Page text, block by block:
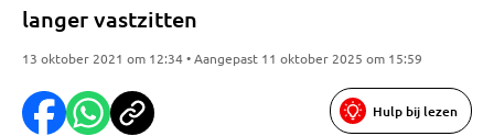
langer vastzitten
13 oktober 2021 om 12:34 • Aangepast 11 oktober 2025 om 15:59
Hulp bij lezen